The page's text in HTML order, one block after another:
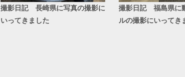
撮影日記 長崎県に写真の撮影に
いってきました
撮影日記 福島県に
ルの撮影にいってき